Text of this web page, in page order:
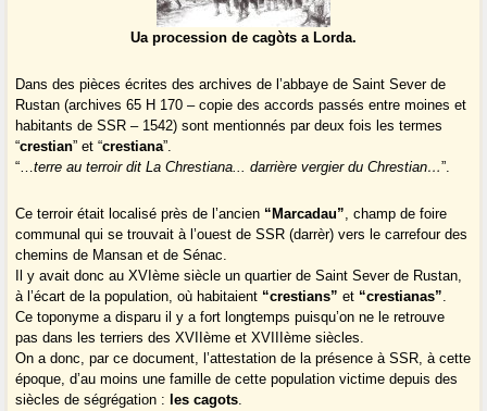
Ua procession de cagòts a Lorda.
Dans des pièces écrites des archives de l’abbaye de Saint Sever de
Rustan (archives 65 H 170 – copie des accords passés entre moines et
habitants de SSR – 1542) sont mentionnés par deux fois les termes
“crestian” et “crestiana”.
“…terre au terroir dit La Chrestiana... darrière vergier du Chrestian…”.
Ce terroir était localisé près de l’ancien “Marcadau”, champ de foire
communal qui se trouvait à l’ouest de SSR (darrèr) vers le carrefour des
chemins de Mansan et de Sénac.
Il y avait donc au XVIème siècle un quartier de Saint Sever de Rustan,
à l’écart de la population, où habitaient “crestians” et “crestianas”.
Ce toponyme a disparu il y a fort longtemps puisqu’on ne le retrouve
pas dans les terriers des XVIIème et XVIIIème siècles.
On a donc, par ce document, l’attestation de la présence à SSR, à cette
époque, d’au moins une famille de cette population victime depuis des
siècles de ségrégation : les cagots.